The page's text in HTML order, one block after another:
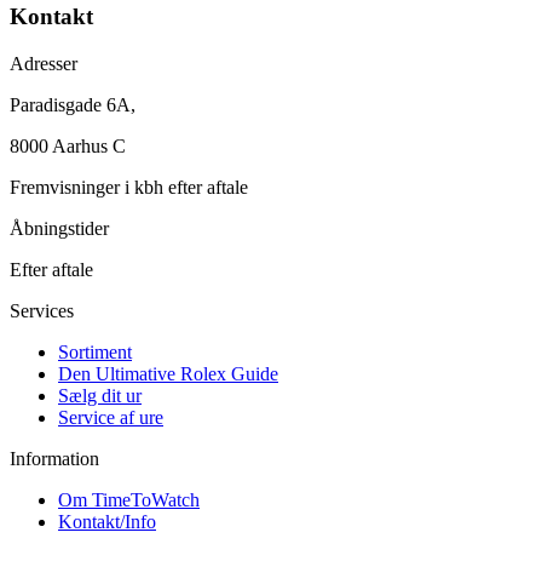
Kontakt
Adresser
Paradisgade 6A,
8000 Aarhus C
Fremvisninger i kbh efter aftale
Åbningstider
Efter aftale
Services
Sortiment
Den Ultimative Rolex Guide
Sælg dit ur
Service af ure
Information
Om TimeToWatch
Kontakt/Info